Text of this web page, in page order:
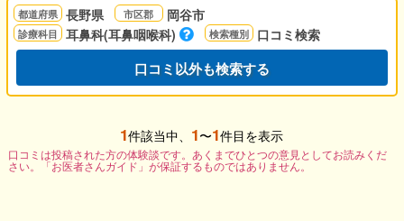
長野県
岡谷市
耳鼻科(耳鼻咽喉科)
口コミ検索
口コミ以外も検索する
1件該当中、 1〜1件目を表示
口コミは投稿された方の体験談です。あくまでひとつの意見としてお読みくだ
さい。「お医者さんガイド」が保証するものではありません。